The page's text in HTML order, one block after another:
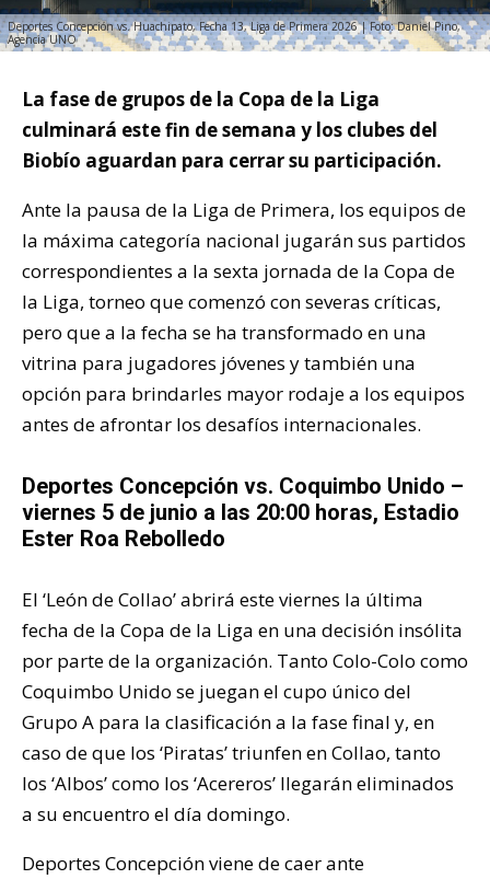
Deportes Concepción vs. Huachipato, Fecha 13, Liga de Primera 2026 | Foto: Daniel Pino,
Agencia UNO
La fase de grupos de la Copa de la Liga
culminará este fin de semana y los clubes del
Biobío aguardan para cerrar su participación.
Ante la pausa de la Liga de Primera, los equipos de
la máxima categoría nacional jugarán sus partidos
correspondientes a la sexta jornada de la Copa de
la Liga, torneo que comenzó con severas críticas,
pero que a la fecha se ha transformado en una
vitrina para jugadores jóvenes y también una
opción para brindarles mayor rodaje a los equipos
antes de afrontar los desafíos internacionales.
Deportes Concepción vs. Coquimbo Unido –
viernes 5 de junio a las 20:00 horas, Estadio
Ester Roa Rebolledo
El ‘León de Collao’ abrirá este viernes la última
fecha de la Copa de la Liga en una decisión insólita
por parte de la organización. Tanto Colo-Colo como
Coquimbo Unido se juegan el cupo único del
Grupo A para la clasificación a la fase final y, en
caso de que los ‘Piratas’ triunfen en Collao, tanto
los ‘Albos’ como los ‘Acereros’ llegarán eliminados
a su encuentro el día domingo.
Deportes Concepción viene de caer ante